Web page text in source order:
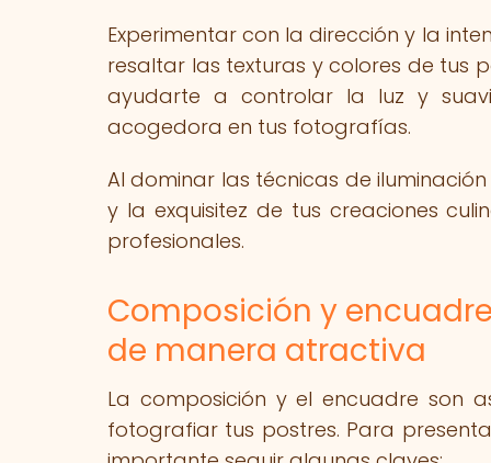
Experimentar con la dirección y la
resaltar las texturas y colores de tus
ayudarte a controlar la luz y
acogedora en tus fotografías.
Al dominar las técnicas de
y la exquisitez de tus creaciones
profesionales.
Composición y
de manera atractiva
La composición y el encuadre son
fotografiar tus postres. Para